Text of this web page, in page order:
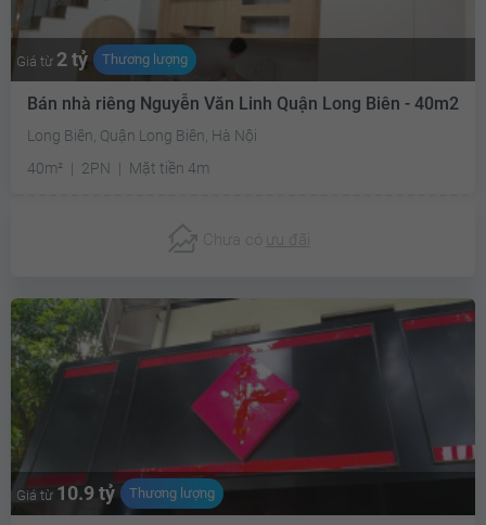
Giá từ 2 tỷ Thương lượng
Bán nhà riêng Nguyễn Văn Linh Quận Long Biên - 40m2
Long Biên, Quận Long Biên, Hà Nội
40m²
2PN Mặt tiền 4m
Chưa có ưu đãi
Giá từ 10.9 tỷ Thương lượng